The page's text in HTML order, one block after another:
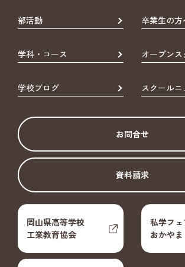
部活動 卒業生の方
学科・コース オープン
学校ブログ スクールニ
お問合せ
資料請求
岡山県高等学校
工業教育協会
私学フェ
おかやま